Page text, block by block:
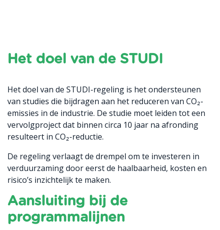
Het doel van de STUDI
Het doel van de STUDI-regeling is het ondersteunen
van studies die bijdragen aan het reduceren van CO₂-
emissies in de industrie. De studie moet leiden tot een
vervolgproject dat binnen circa 10 jaar na afronding
resulteert in CO₂-reductie.
De regeling verlaagt de drempel om te investeren in
verduurzaming door eerst de haalbaarheid, kosten en
risico’s inzichtelijk te maken.
Aansluiting bij de
programmalijnen